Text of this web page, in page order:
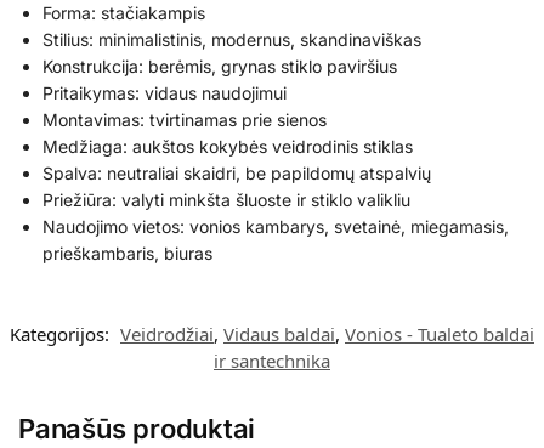
Forma: stačiakampis
Stilius: minimalistinis, modernus, skandinaviškas
Konstrukcija: berėmis, grynas stiklo paviršius
Pritaikymas: vidaus naudojimui
Montavimas: tvirtinamas prie sienos
Medžiaga: aukštos kokybės veidrodinis stiklas
Spalva: neutraliai skaidri, be papildomų atspalvių
Priežiūra: valyti minkšta šluoste ir stiklo valikliu
Naudojimo vietos: vonios kambarys, svetainė, miegamasis,
prieškambaris, biuras
Kategorijos: Veidrodžiai, Vidaus baldai, Vonios - Tualeto baldai
ir santechnika
Panašūs produktai